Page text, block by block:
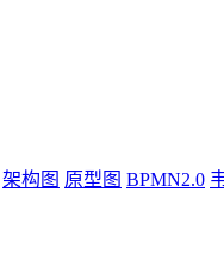
架构图 原型图 BPMN2.0